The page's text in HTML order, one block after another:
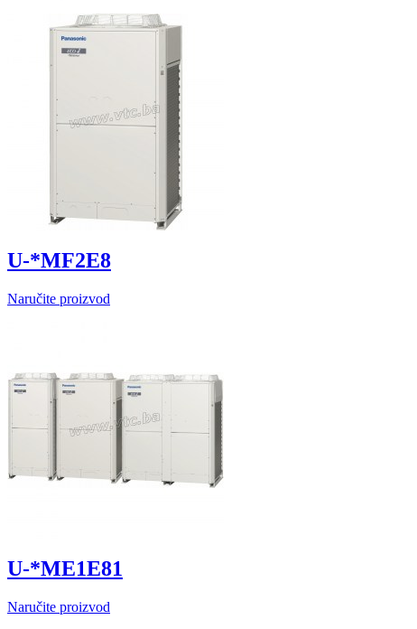
U-*MF2E8
Naručite proizvod
U-*ME1E81
Naručite proizvod